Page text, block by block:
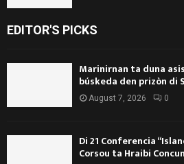
EDITOR'S PICKS
Marinirnan ta duna
búskeda den prizòn di
August 7, 2026 0
Di 21 Conferencia
Corsou ta Hraibi